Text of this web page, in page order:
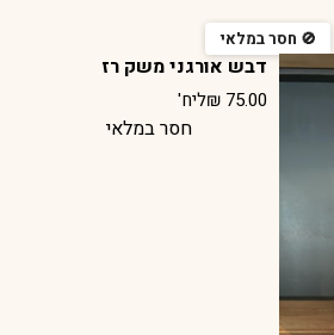
דבש אורגני משק רז
₪ 75.00 ליח'